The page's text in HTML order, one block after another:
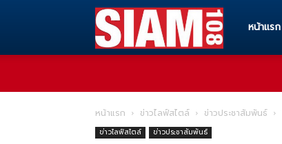
Siam108
หน้าแรก
หน้าแรก ข่าวไลฟ์สไตล์ ข่าวประชาสัมพันธ์
ข่าวไลฟ์สไตล์ ข่าวประชาสัมพันธ์